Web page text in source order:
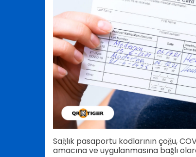
Sağlık pasaportu kodlarının çoğu,
amacına ve uygulanmasına bağlı